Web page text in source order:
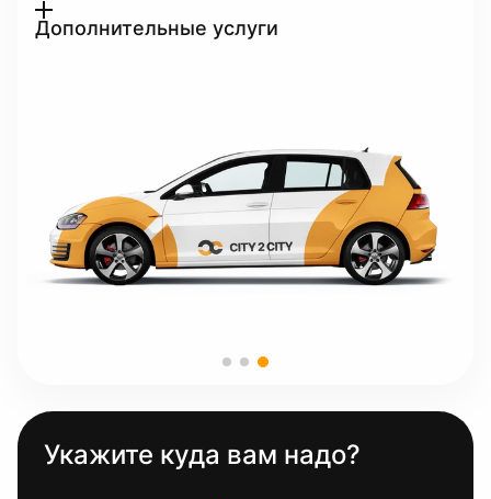
Дополнительные услуги
Укажите куда вам надо?